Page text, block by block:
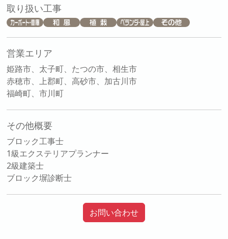
取り扱い工事
営業エリア
姫路市、太子町、たつの市、相生市
赤穂市、上郡町、高砂市、加古川市
福崎町、市川町
その他概要
ブロック工事士
1級エクステリアプランナー
2級建築士
ブロック塀診断士
お問い合わせ